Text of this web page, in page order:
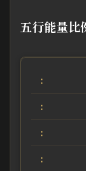
五行能量比